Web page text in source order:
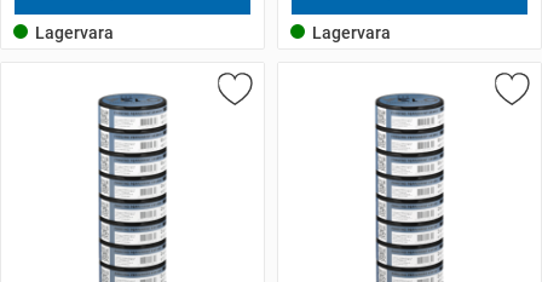
Lagervara Lagervara